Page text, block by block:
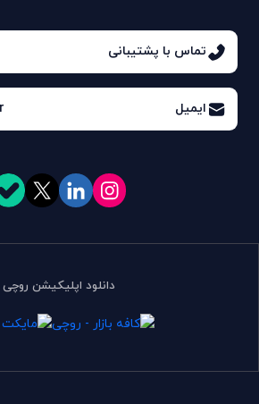
تماس با پشتیبانی
ایمیل
دانلود اپلیکیشن روچی